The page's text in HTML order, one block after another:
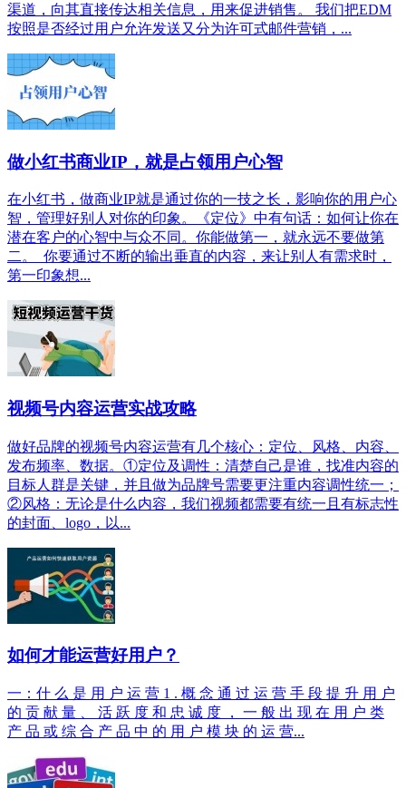
渠道，向其直接传达相关信息，用来促进销售。 我们把EDM
按照是否经过用户允许发送又分为许可式邮件营销，...
做小红书商业IP，就是占领用户心智
在小红书，做商业IP就是通过你的一技之长，影响你的用户心
智，管理好别人对你的印象。《定位》中有句话：如何让你在
潜在客户的心智中与众不同。你能做第一，就永远不要做第
二。 你要通过不断的输出垂直的内容，来让别人有需求时，
第一印象想...
视频号内容运营实战攻略
做好品牌的视频号内容运营有几个核心：定位、风格、内容、
发布频率、数据。①定位及调性：清楚自己是谁，找准内容的
目标人群是关键，并且做为品牌号需要更注重内容调性统一；
②风格：无论是什么内容，我们视频都需要有统一且有标志性
的封面、logo，以...
如何才能运营好用户？
一：什 么 是 用 户 运 营 1 . 概 念 通 过 运 营 手 段 提 升 用 户
的 贡 献 量 、 活 跃 度 和 忠 诚 度 ， 一 般 出 现 在 用 户 类
产 品 或 综 合 产 品 中 的 用 户 模 块 的 运 营...